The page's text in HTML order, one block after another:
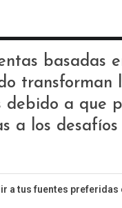
basadas
transforman
a que
a los desafíos
a tus fuentes preferidas